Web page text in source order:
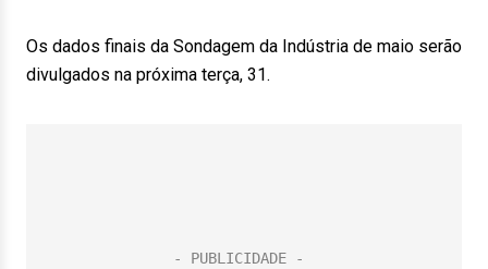
Os dados finais da Sondagem da Indústria de maio serão
divulgados na próxima terça, 31.